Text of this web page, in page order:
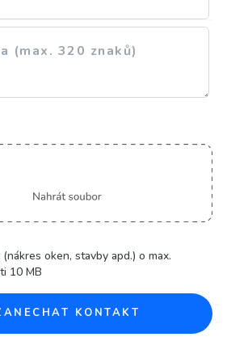
oken, stavby apd.) o max.
10 MB
KONTAKT